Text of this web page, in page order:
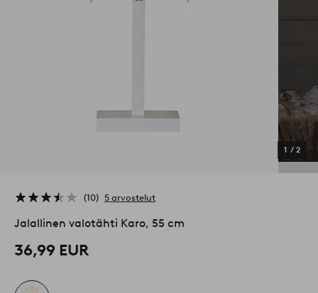
1 / 2
10 5 arvostelut
Jalallinen valotähti Karo, 55 cm
36,99 EUR